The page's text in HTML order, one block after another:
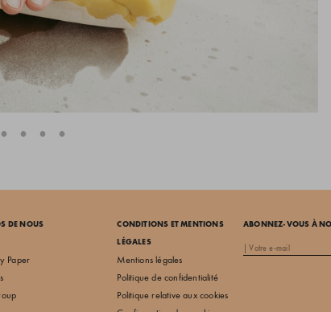
ABONNEZ-VOUS À
DE NOUS
Paper
CONDITIONS ET MENTIONS
LÉGALES
Mentions légales
Politique de confidentialité
Politique relative aux cookies